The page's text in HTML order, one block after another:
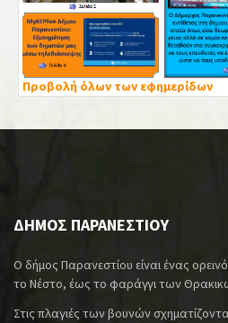
Προβολή όλων των εφημερίδων
ΔΗΜΟΣ ΠΑΡΑΝΕΣΤΙΟΥ
Ο δήμος Παρανεστίου είναι ένας
το Νέστο, έως το φαράγγι των
Στις πλαγιές των βουνών